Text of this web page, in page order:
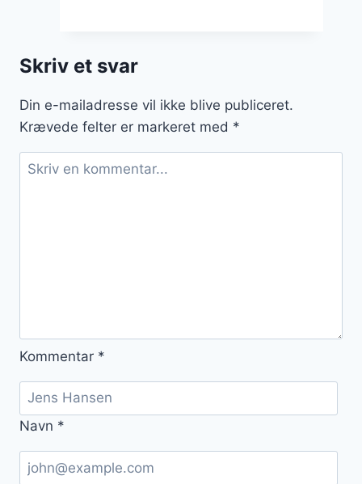
Skriv et svar
Din e-mailadresse vil ikke blive publiceret.
Krævede felter er markeret med *
Kommentar *
Navn *